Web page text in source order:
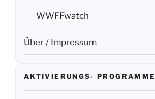
WWFFwatch
Über / Impressum
AKTIVIERUNGS- PROGRAMME